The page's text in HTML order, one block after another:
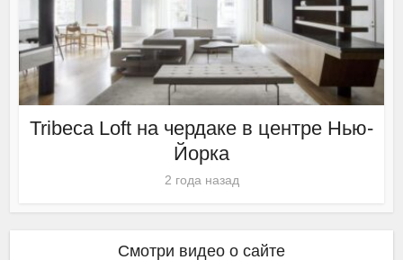
Tribeca Loft на чердаке в центре Нью-
Йорка
2 года назад
Смотри видео о сайте